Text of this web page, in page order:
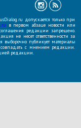
допускается только при
в первом абзаце новости или
редакции запрещено.
не несет ответственности за
выборочно публикует материалы
с мнением редакции.
редакции.